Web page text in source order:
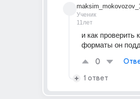
Ученик
11лет
и как проверить
форматы он
0
1 ответ